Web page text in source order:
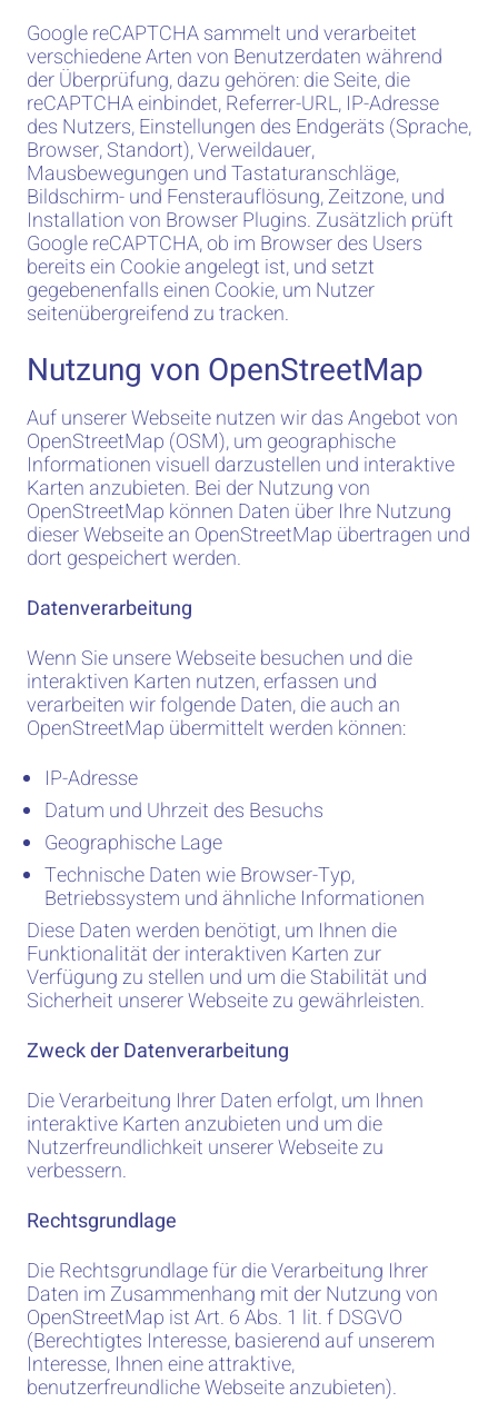
Google reCAPTCHA sammelt und verarbeitet
verschiedene Arten von Benutzerdaten während
der Überprüfung, dazu gehören: die Seite, die
reCAPTCHA einbindet, Referrer-URL, IP-Adresse
des Nutzers, Einstellungen des Endgeräts (Sprache,
Browser, Standort), Verweildauer,
Mausbewegungen und Tastaturanschläge,
Bildschirm- und Fensterauflösung, Zeitzone, und
Installation von Browser Plugins. Zusätzlich prüft
Google reCAPTCHA, ob im Browser des Users
bereits ein Cookie angelegt ist, und setzt
gegebenenfalls einen Cookie, um Nutzer
seitenübergreifend zu tracken.
Nutzung von OpenStreetMap
Auf unserer Webseite nutzen wir das Angebot von
OpenStreetMap (OSM), um geographische
Informationen visuell darzustellen und interaktive
Karten anzubieten. Bei der Nutzung von
OpenStreetMap können Daten über Ihre Nutzung
dieser Webseite an OpenStreetMap übertragen und
dort gespeichert werden.
Datenverarbeitung
Wenn Sie unsere Webseite besuchen und die
interaktiven Karten nutzen, erfassen und
verarbeiten wir folgende Daten, die auch an
OpenStreetMap übermittelt werden können:
IP-Adresse
Datum und Uhrzeit des Besuchs
Geographische Lage
Technische Daten wie Browser-Typ,
Betriebssystem und ähnliche Informationen
Diese Daten werden benötigt, um Ihnen die
Funktionalität der interaktiven Karten zur
Verfügung zu stellen und um die Stabilität und
Sicherheit unserer Webseite zu gewährleisten.
Zweck der Datenverarbeitung
Die Verarbeitung Ihrer Daten erfolgt, um Ihnen
interaktive Karten anzubieten und um die
Nutzerfreundlichkeit unserer Webseite zu
verbessern.
Rechtsgrundlage
Die Rechtsgrundlage für die Verarbeitung Ihrer
Daten im Zusammenhang mit der Nutzung von
OpenStreetMap ist Art. 6 Abs. 1 lit. f DSGVO
(Berechtigtes Interesse, basierend auf unserem
Interesse, Ihnen eine attraktive,
benutzerfreundliche Webseite anzubieten).